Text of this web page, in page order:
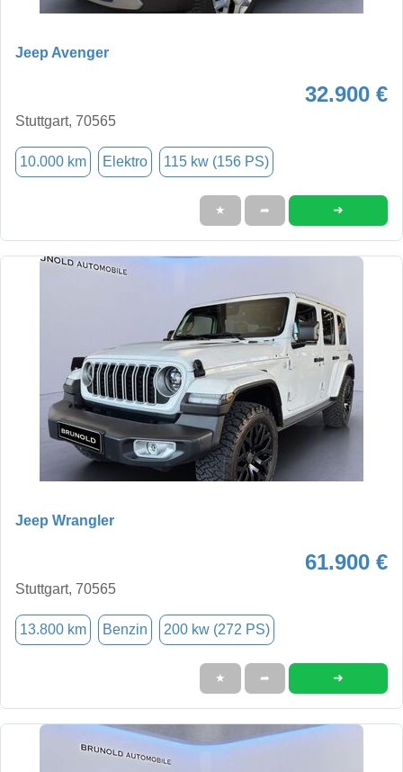
Jeep Avenger
32.900 €
Stuttgart, 70565
10.000 km Elektro 115 kw (156 PS)
★ ➦ ➜
Jeep Wrangler
61.900 €
Stuttgart, 70565
13.800 km Benzin 200 kw (272 PS)
★ ➦ ➜